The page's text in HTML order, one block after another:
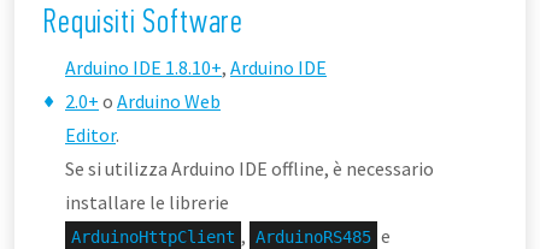
Requisiti Software
Arduino IDE 1.8.10+, Arduino IDE
2.0+ o Arduino Web
Editor.
Se si utilizza Arduino IDE offline, è necessario
installare le librerie
ArduinoHttpClient , ArduinoRS485 e